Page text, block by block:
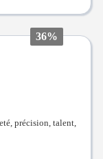
36%
précision, talent,